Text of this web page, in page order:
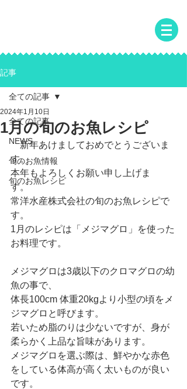
記事
全ての記事
NEWS
旬のお魚情報
旬のお魚レシピ
全ての記事
1月の旬のお魚レシピ
2024年1月10日
新年あけましておめでとうございま
す。
本年もよろしくお願い申し上げま
す。
常洋水産株式会社の旬のお魚レシピで
す。
1月のレシピは「メジマグロ」を使った
お料理です。
メジマグロは3歳以下のクロマグロの幼
魚の事で、
体長100cm 体重20kgより小型の頃をメ
ジマグロと呼びます。
若いため脂のりは少ないですが、身が
柔らかく上品な旨味があります。
メジマグロを選ぶ際は、鮮やかな赤色
をしている体高が高く太いものが良い
です。